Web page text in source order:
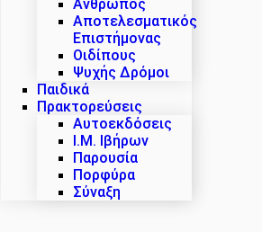
Άνθρωπος
Αποτελεσματικός
Επιστήμονας
Οιδίπους
Ψυχής Δρόμοι
Παιδικά
Πρακτoρεύσεις
Αυτοεκδόσεις
Ι.Μ. Ιβήρων
Παρουσία
Πορφύρα
Σύναξη